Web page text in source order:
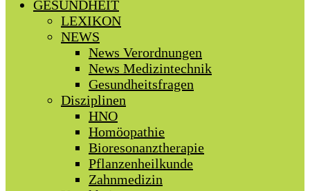
GESUNDHEIT
LEXIKON
NEWS
News Verordnungen
News Medizintechnik
Gesundheitsfragen
Disziplinen
HNO
Homöopathie
Bioresonanztherapie
Pflanzenheilkunde
Zahnmedizin